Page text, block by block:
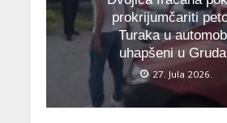
prokrijumčariti
Turaka u
uhapšeni u
27. Jula 2026.